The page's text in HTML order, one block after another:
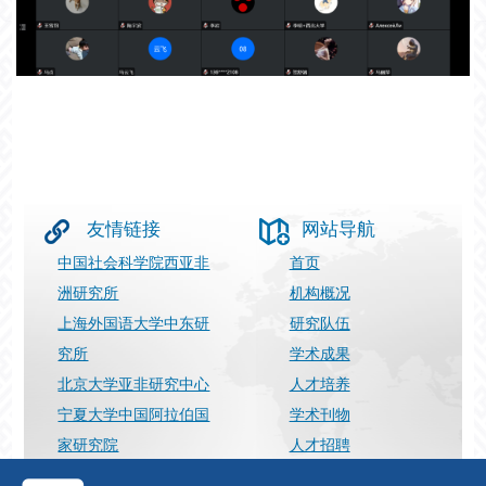
友情链接
中国社会科学院西亚非
洲研究所
上海外国语大学中东研
究所
北京大学亚非研究中心
宁夏大学中国阿拉伯国
家研究院
上海国际问题研究院
网站导航
首页
机构概况
研究队伍
学术成果
人才培养
学术刊物
人才招聘